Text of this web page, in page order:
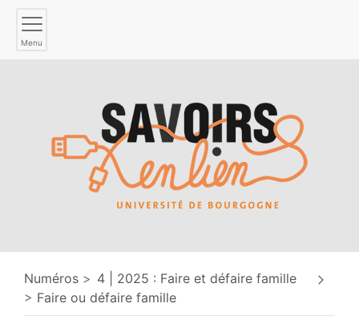
Menu
Numéros
4 | 2025 : Faire et défaire famille
Faire ou défaire famille